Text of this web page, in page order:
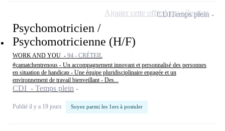
Psychomotricien /
Psychomotricienne (H/F)
WORK AND YOU - 94 - CRÉTEIL
#çamatchentrenous - Un accompagnement innovant et personnalisé des personnes
en situation de handicap - Une équipe pluridisciplinaire engagée et un
environnement de travail bienveillant - Des...
CDI - Temps plein
Publié il y a 19 jours Soyez parmi les 1ers à postuler
CDITemps plein
Ajouter cette offre à ma sélection